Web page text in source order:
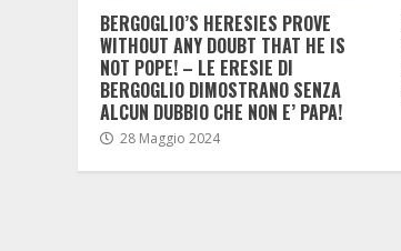
BERGOGLIO’S HERESIES PROVE
WITHOUT ANY DOUBT THAT HE IS
NOT POPE! – LE ERESIE DI
BERGOGLIO DIMOSTRANO SENZA
ALCUN DUBBIO CHE NON E’ PAPA!
28 Maggio 2024